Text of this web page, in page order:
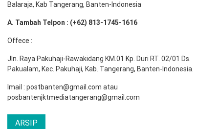
Balaraja, Kab Tangerang, Banten-Indonesia
A. Tambah Telpon : (+62) 813-1745-1616
Offece :
Jln. Raya Pakuhaji-Rawakidang KM.01 Kp. Duri RT. 02/01 Ds.
Pakualam, Kec. Pakuhaji, Kab. Tangerang, Banten-Indonesia.
Imail : postbanten@gmail.com atau
posbantenjktmediatangerang@gmail.com
ARSIP